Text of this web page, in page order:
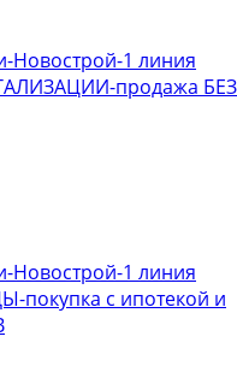
Новострой-1 линия
продажа БЕЗ
Новострой-1 линия
покупка с ипотекой и